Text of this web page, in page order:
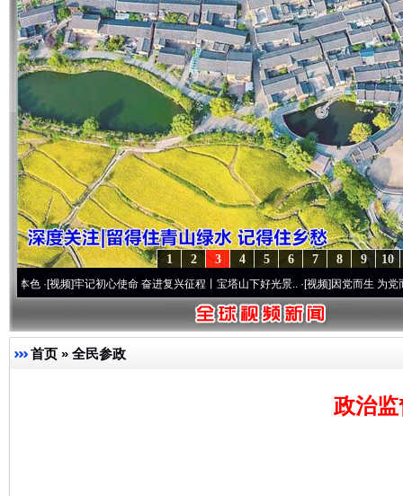
10
9
8
7
6
5
4
3
2
1
牢记初心使命 奋进复兴征程丨宝塔山下好光景..·[视频]因党而生 为党而战——百
首页 » 全民参政
政治